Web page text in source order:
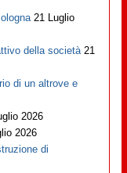
21 Luglio
della società 21
di un altrove e
2026
2026
di